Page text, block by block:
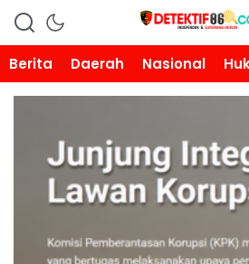
DETEKTIF86.COM
Berita
Daerah Nasional